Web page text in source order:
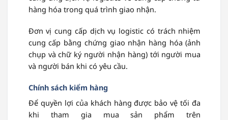
hàng hóa trong quá trình giao nhận.
Đơn vị cung cấp dịch vụ logistic có trách nhiệm
cung cấp bằng chứng giao nhận hàng hóa (ảnh
chụp và chữ ký người nhận hàng) tới người mua
và người bán khi có yêu cầu.
Chính sách kiểm hàng
Để quyền lợi của khách hàng được bảo vệ tối đa
khi tham gia mua sản phẩm trên